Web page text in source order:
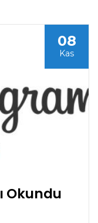
08
Kas
Okundu